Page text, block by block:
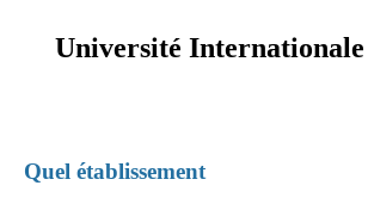
Université Internationale
Quel établissement